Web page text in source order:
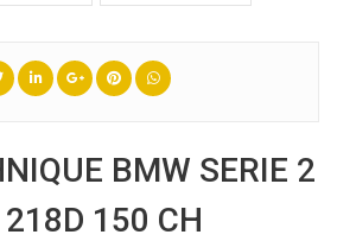
BMW SERIE 2
150 CH